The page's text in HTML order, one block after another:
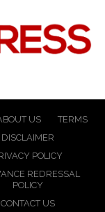
US
TERMS
DISCLAIMER
POLICY
REDRESSAL
POLICY
CONTACT US